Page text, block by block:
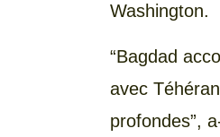
Washington.
“Bagdad
avec
profondes”,